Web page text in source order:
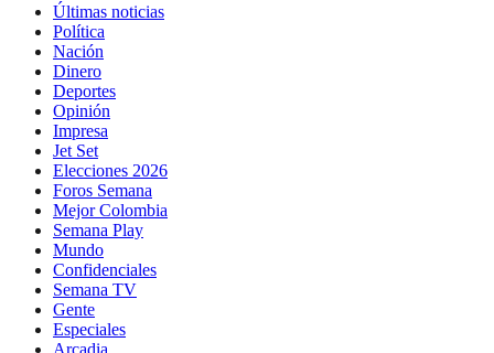
Últimas noticias
Política
Nación
Dinero
Deportes
Opinión
Impresa
Jet Set
Elecciones 2026
Foros Semana
Mejor Colombia
Semana Play
Mundo
Confidenciales
Semana TV
Gente
Especiales
Arcadia